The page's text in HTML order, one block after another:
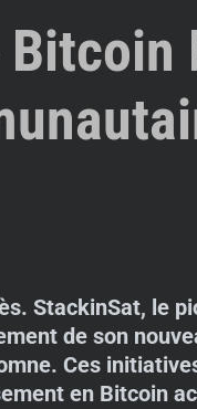
StackinSat, le
de son
Ces
en Bitcoin